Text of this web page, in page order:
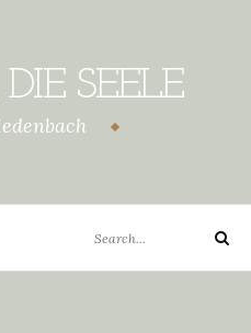
DIE SEELE
for:
Search